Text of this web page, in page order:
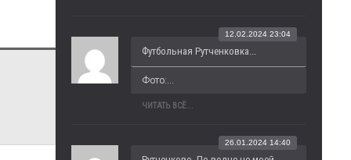
Футбольная Рутченковка...
12.02.2024 23:04
Фото:...
ЧИТАТЬ ВСЁ...
26.01.2024 14:40